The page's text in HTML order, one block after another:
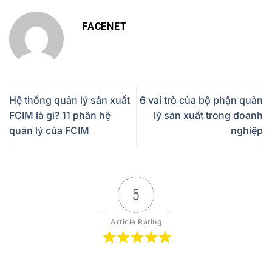
FACENET
Hệ thống quản lý sản xuất
FCIM là gì? 11 phân hệ
quản lý của FCIM
6 vai trò của bộ phận quản
lý sản xuất trong doanh
nghiệp
5
Article Rating